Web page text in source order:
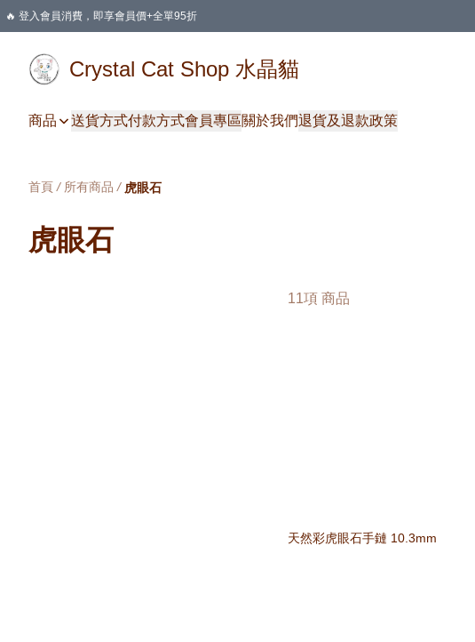
🔥 登入會員消費，即享會員價+全單95折
Crystal Cat Shop 水晶貓
商品 送貨方式付款方式會員專區關於我們退貨及退款政策
首頁 / 所有商品 / 虎眼石
虎眼石
11項 商品
天然彩虎眼石手鏈 10.3mm